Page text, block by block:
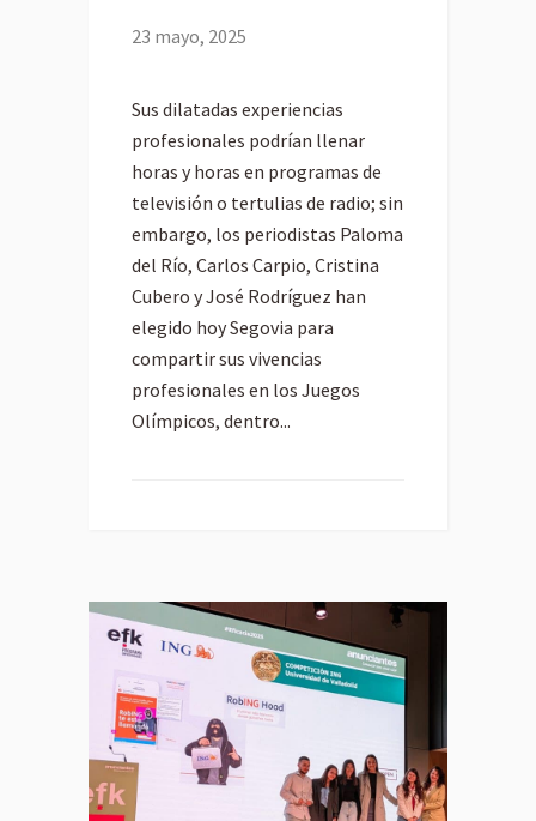
23 mayo, 2025
Sus dilatadas experiencias
profesionales podrían llenar
horas y horas en programas de
televisión o tertulias de radio; sin
embargo, los periodistas Paloma
del Río, Carlos Carpio, Cristina
Cubero y José Rodríguez han
elegido hoy Segovia para
compartir sus vivencias
profesionales en los Juegos
Olímpicos, dentro...